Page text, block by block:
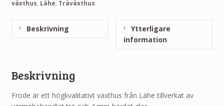
växthus, Lähe, Träväxthus
Beskrivning
Ytterligare
information
Beskrivning
Frode är ett högkvalitativt växthus från Lähe tillverkat av